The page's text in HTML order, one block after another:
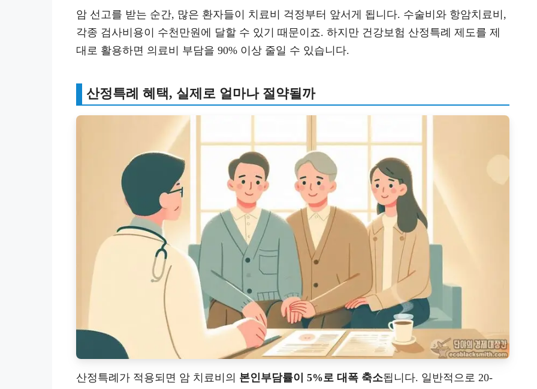
암 선고를 받는 순간, 많은 환자들이 치료비 걱정부터 앞서게 됩니다. 수술비와 항암치료비,
각종 검사비용이 수천만원에 달할 수 있기 때문이죠. 하지만 건강보험 산정특례 제도를 제
대로 활용하면 의료비 부담을 90% 이상 줄일 수 있습니다.
산정특례 혜택, 실제로 얼마나 절약될까
산정특례가 적용되면 암 치료비의 본인부담률이 5%로 대폭 축소됩니다. 일반적으로 20-